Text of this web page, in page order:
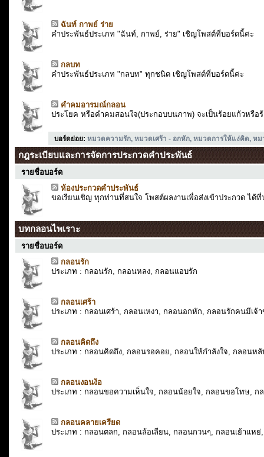
ฉันท์ กาพย์ ร่าย
คำประพันธ์ประเภท "ฉันท์, กาพย์, ร่าย" เชิญโพสต์ที่บอร์ดนี้ค่ะ
กลบท
คำประพันธ์ประเภท "กลบท" ทุกชนิด เชิญโพสต์ที่บอร์ดนี้ค่ะ
คำคมอารมณ์กลอน
ประโยค หรือคำคมสอนใจ(ประกอบบนภาพ) จะเป็นร้อยแก้วหรือ
บอร์ดย่อย: หมวดความรัก, หมวดเศร้า - อกหัก, หมวดการให้แง่คิด, หม
กฎระเบียบและการจัดการประกวดคำประพันธ์
รายชื่อบอร์ด
ห้องประกวดคำประพันธ์
ขอเรียนเชิญ ทุกท่านที่สนใจ โพสต์ผลงานเพื่อส่งเข้าประกวด ได้ที่
บทกลอนไพเราะ
รายชื่อบอร์ด
กลอนรัก
ประเภท : กลอนรัก, กลอนหลง, กลอนแอบรัก
กลอนเศร้า
ประเภท : กลอนเศร้า, กลอนเหงา, กลอนอกหัก, กลอนรักคนมีเจ้า
กลอนคิดถึง
ประเภท : กลอนคิดถึง, กลอนรอคอย, กลอนให้กำลังใจ, กลอนห
กลอนงอนง้อ
ประเภท : กลอนขอความเห็นใจ, กลอนน้อยใจ, กลอนขอโทษ, ก
กลอนคลายเครียด
ประเภท : กลอนตลก, กลอนล้อเลียน, กลอนกวนๆ, กลอนเย้าแหย่